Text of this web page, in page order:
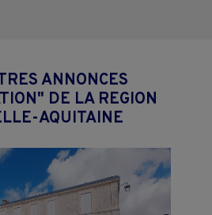
ANNONCES
DE LA REGION
AQUITAINE